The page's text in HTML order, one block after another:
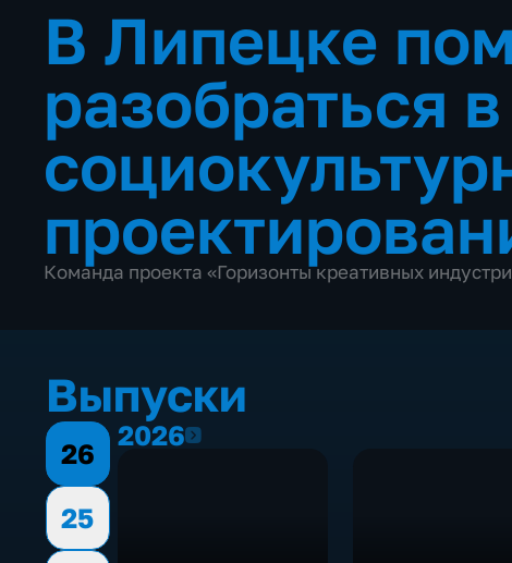
В Липецке
разобраться
Команда проекта «Горизонты креативных
Выпуски
26
25
20262026